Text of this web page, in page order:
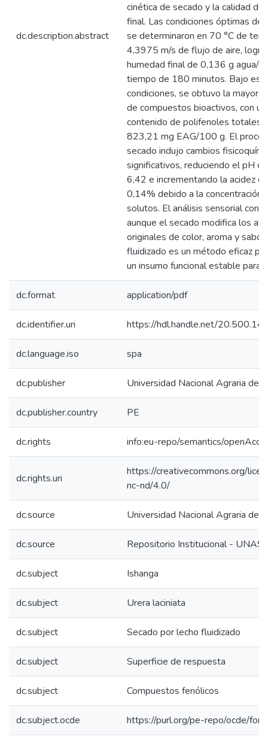
dc.description.abstract
cinética de secado y la calidad
final. Las condiciones óptimas de
se determinaron en 70 °C de
4,3975 m/s de flujo de aire,
humedad final de 0,136 g agua/g
tiempo de 180 minutos. Bajo
condiciones, se obtuvo la mayor
de compuestos bioactivos, con un
contenido de polifenoles totales
823,21 mg EAG/100 g. El
secado indujo cambios
significativos, reduciendo el pH
6,42 e incrementando la acidez
0,14% debido a la concentración
solutos. El análisis sensorial
aunque el secado modifica los
originales de color, aroma y
fluidizado es un método eficaz
un insumo funcional estable para
dc.format application/pdf
dc.identifier.uri https://hdl.handle.net/
dc.language.iso spa
dc.publisher Universidad Nacional Agraria de
dc.publisher.country PE
dc.rights info:eu-repo/semantics/
dc.rights.uri
https://creativecommons.org/
nc-nd/4.0/
dc.source Universidad Nacional Agraria de
dc.source Repositorio Institucional - UNAS
dc.subject Ishanga
dc.subject Urera laciniata
dc.subject Secado por lecho fluidizado
dc.subject Superficie de respuesta
dc.subject Compuestos fenólicos
dc.subject.ocde https://purl.org/pe-repo/ocde/